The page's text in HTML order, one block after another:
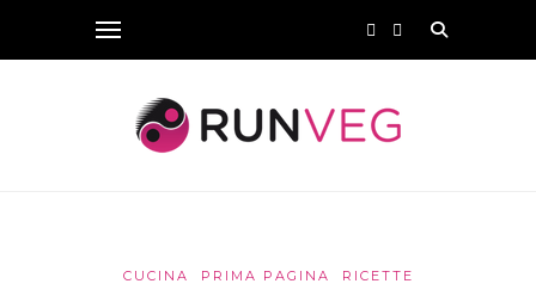
CUCINA PRIMA PAGINA RICETTE